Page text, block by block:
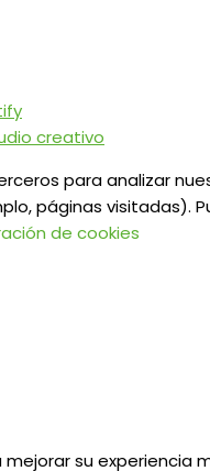
creativo
para analizar
páginas visitadas).
de cookies
su experiencia